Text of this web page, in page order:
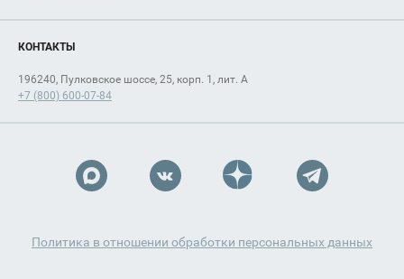
КОНТАКТЫ
196240, Пулковское шоссе, 25, корп. 1, лит. А
+7 (800) 600-07-84
Политика в отношении обработки персональных данных